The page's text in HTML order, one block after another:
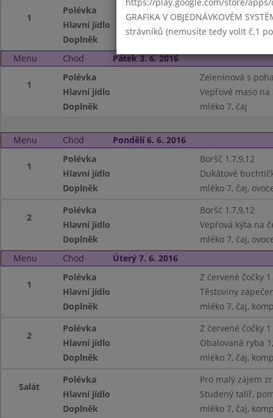
1
Polévka
Se zavářkou 1,3,9
Hlavní jídlo
Doplněk
čaj, ovocná
Menu
Chod Pátek 3. 6. 2016
1
Polévka
Zeleninová s
Hlavní jídlo
Vepřové maso
Doplněk
mléko 7, čaj
Menu Chod Pondělí 6. 6. 2016
1
Polévka
Boršč 1,7,9,12
Hlavní jídlo
Dukátové
Doplněk
mléko 7, čaj,
2
Polévka
Boršč 1,7,9,12
Hlavní jídlo
Vepřová kýta na
Doplněk
mléko 7, čaj,
Menu
Chod Úterý 7. 6. 2016
1
Polévka
Z červené čočky 1
Hlavní jídlo
Těstoviny
Doplněk
mléko 7, čaj,
2
Polévka
Z červené čočky 1
Hlavní jídlo
Obalovaná ryba
Doplněk
mléko 7, čaj,
Salát
Polévka
Pro malý zájem
Hlavní jídlo
Studený talíř,
Doplněk
mléko 7, čaj,
GRAFIKA V OBJEDNÁVKOVÉM
strávníků (nemusíte tedy volit č.1